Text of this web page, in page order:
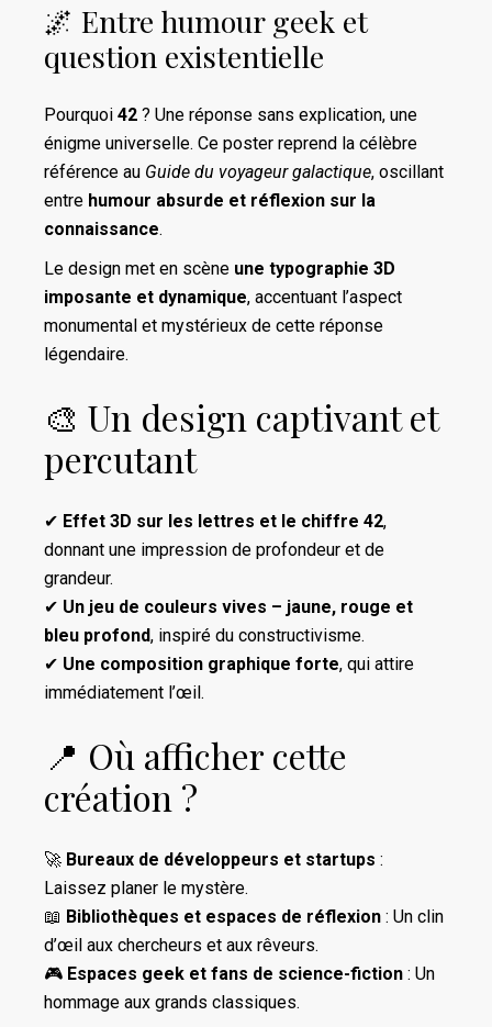
🌌 Entre humour geek et
question existentielle
Pourquoi42 ? Une réponse sans explication, une
énigme universelle. Ce poster reprend la célèbre
référence au Guide du voyageur galactique, oscillant
entre humour absurde et réflexion sur la
connaissance.
Le design met en scène une typographie 3D
imposante et dynamique, accentuant l’aspect
monumental et mystérieux de cette réponse
légendaire.
🎨 Un design captivant et
percutant
✔ Effet 3D sur les lettres et le chiffre 42,
donnant une impression de profondeur et de
grandeur.
✔ Un jeu de couleurs vives – jaune, rouge et
bleu profond, inspiré du constructivisme.
✔ Une composition graphique forte, qui attire
immédiatement l’œil.
📍 Où afficher cette
création ?
🚀 Bureaux de développeurs et startups :
Laissez planer le mystère.
📖 Bibliothèques et espaces de réflexion : Un clin
d’œil aux chercheurs et aux rêveurs.
🎮 Espaces geek et fans de science-fiction : Un
hommage aux grands classiques.